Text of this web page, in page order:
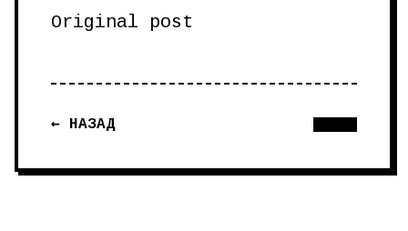
Original post
← НАЗАД